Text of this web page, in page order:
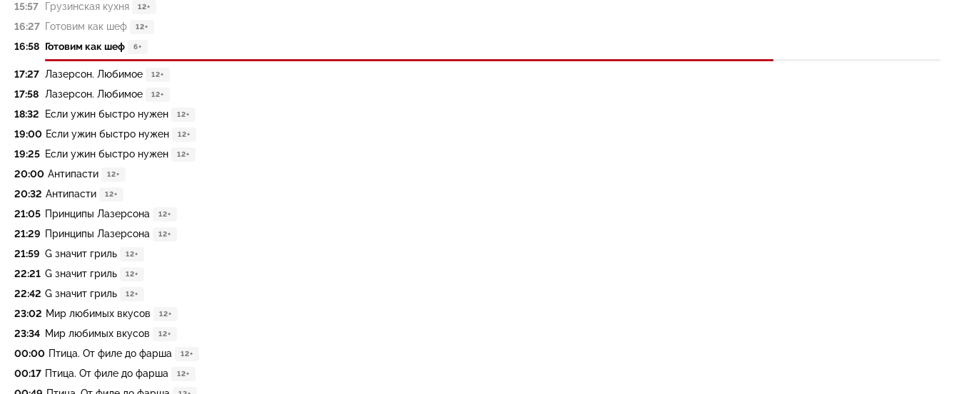
15:57 Грузинская кухня 12+
16:27 Готовим как шеф 12+
16:58 Готовим как шеф 6+
17:27 Лазерсон. Любимое 12+
17:58 Лазерсон. Любимое 12+
18:32 Если ужин быстро нужен 12+
19:00 Если ужин быстро нужен 12+
19:25 Если ужин быстро нужен 12+
20:00 Антипасти 12+
20:32 Антипасти 12+
21:05 Принципы Лазерсона 12+
21:29 Принципы Лазерсона 12+
21:59 G значит гриль 12+
22:21 G значит гриль 12+
22:42 G значит гриль 12+
23:02 Мир любимых вкусов 12+
23:34 Мир любимых вкусов 12+
00:00 Птица. От филе до фарша 12+
00:17 Птица. От филе до фарша 12+